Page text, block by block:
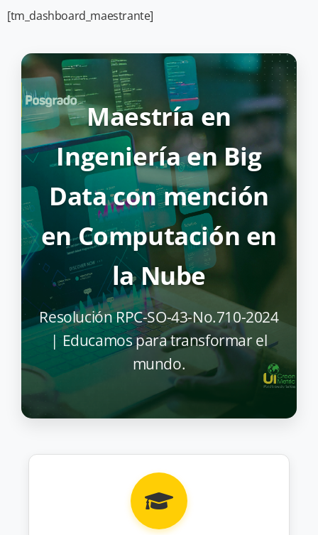
[tm_dashboard_maestrante]
Maestría en
Ingeniería en Big
Data con mención
en Computación en
la Nube
Resolución RPC-SO-43-No.710-2024
| Educamos para transformar el
mundo.